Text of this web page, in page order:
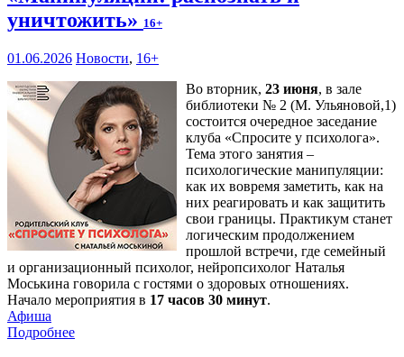
уничтожить» 16+
01.06.2026 Новости, 16+
Во вторник, 23 июня, в зале
библиотеки № 2 (М. Ульяновой,1)
состоится очередное заседание
клуба «Спросите у психолога».
Тема этого занятия –
психологические манипуляции:
как их вовремя заметить, как на
них реагировать и как защитить
свои границы. Практикум станет
логическим продолжением
прошлой встречи, где семейный
и организационный психолог, нейропсихолог Наталья
Моськина говорила с гостями о здоровых отношениях.
Начало мероприятия в 17 часов 30 минут.
Афиша
Подробнее